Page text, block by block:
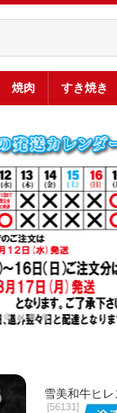
焼肉 すき焼き
雪美和牛ヒ
[56131]